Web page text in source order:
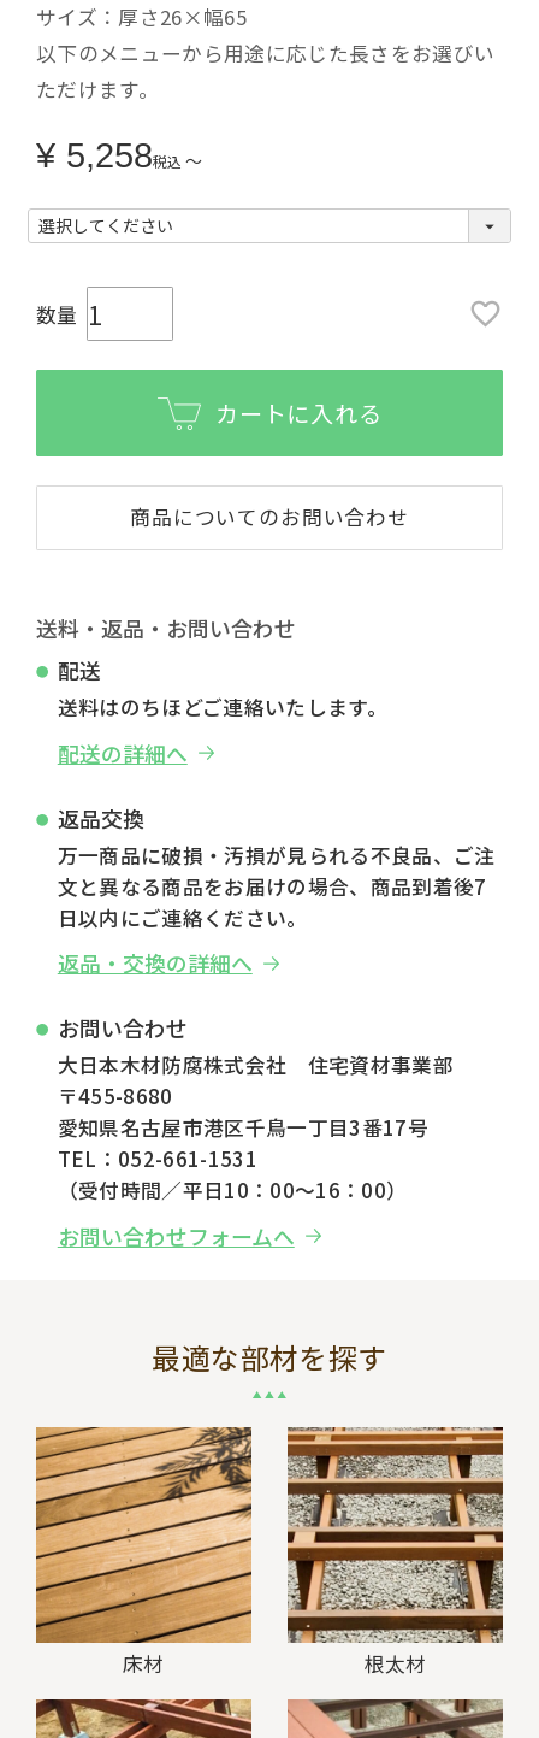
サイズ：厚さ26×幅65
以下のメニューから用途に応じた長さをお選びい
ただけます。
¥ 5,258税込 〜
カートに入れる
商品についてのお問い合わせ
送料・返品・お問い合わせ
配送
送料はのちほどご連絡いたします。
配送の詳細へ
返品交換
万一商品に破損・汚損が見られる不良品、ご注
文と異なる商品をお届けの場合、商品到着後7
日以内にご連絡ください。
返品・交換の詳細へ
お問い合わせ
大日本木材防腐株式会社 住宅資材事業部
〒455-8680
愛知県名古屋市港区千鳥一丁目3番17号
TEL：052-661-1531
（受付時間／平日10：00～16：00）
お問い合わせフォームへ
最適な部材を探す
床材 根太材